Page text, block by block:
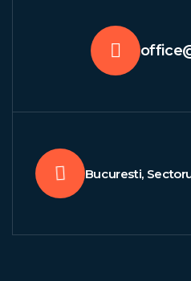
Bucuresti,